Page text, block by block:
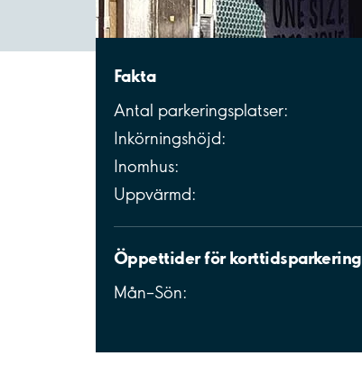
Fakta
Antal parkeringsplatser:
Inkörningshöjd:
Inomhus:
Uppvärmd:
Öppettider för korttidsparkering
Mån–Sön: